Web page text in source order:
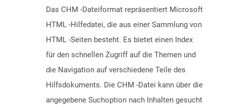
Das CHM -Dateiformat repräsentiert Microsoft
HTML -Hilfedatei, die aus einer Sammlung von
HTML -Seiten besteht. Es bietet einen Index
für den schnellen Zugriff auf die Themen und
die Navigation auf verschiedene Teile des
Hilfsdokuments. Die CHM -Datei kann über die
angegebene Suchoption nach Inhalten gesucht